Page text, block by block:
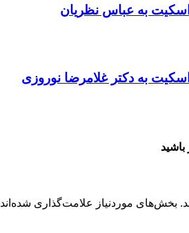
به عباس نظریان
به دکتر غلامرضا نوروزی
بخش‌های موردنیاز علامت‌گذاری شده‌اند